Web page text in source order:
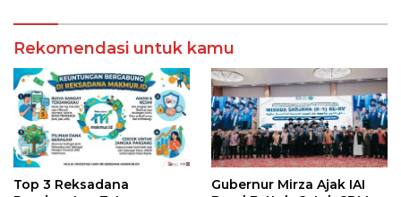
SDM
Rekomendasi untuk kamu
Top 3 Reksadana
Gubernur Mirza Ajak IAI